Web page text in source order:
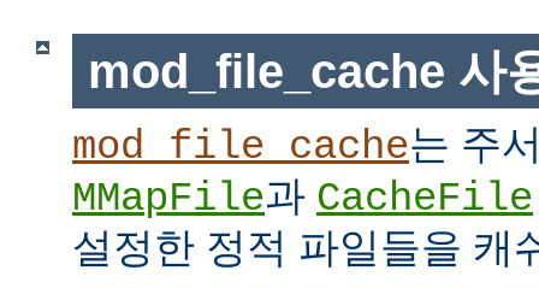
mod_file_cache 사
mod_file_cache는 주
MMapFile과 CacheFile
설정한 정적 파일들을 캐